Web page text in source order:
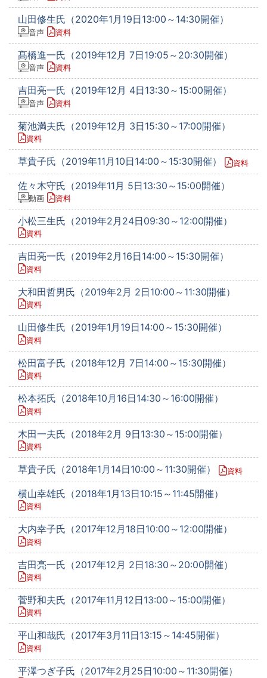
山田修生氏（2020年1月19日13:00～14:30開催）
音声 資料
髙橋進一氏（2019年12月 7日19:05～20:30開催）
音声 資料
吉田亮一氏（2019年12月 4日13:30～15:00開催）
音声 資料
菊池満夫氏（2019年12月 3日15:30～17:00開催）
資料
草貴子氏（2019年11月10日14:00～15:30開催） 資料
佐々木守氏（2019年11月 5日13:30～15:00開催）
動画 資料
小松三生氏（2019年2月24日09:30～12:00開催）
資料
吉田亮一氏（2019年2月16日14:00～15:30開催）
資料
大和田哲男氏（2019年2月 2日10:00～11:30開催）
資料
山田修生氏（2019年1月19日14:00～15:30開催）
資料
松田富子氏（2018年12月 7日14:00～15:30開催）
資料
松本拓氏（2018年10月16日14:30～16:00開催）
資料
木田一夫氏（2018年2月 9日13:30～15:00開催）
資料
草貴子氏（2018年1月14日10:00～11:30開催） 資料
横山幸雄氏（2018年1月13日10:15～11:45開催）
資料
大内幸子氏（2017年12月18日10:00～12:00開催）
資料
吉田亮一氏（2017年12月 2日18:30～20:00開催）
資料
菅野和夫氏（2017年11月12日13:00～15:00開催）
資料
平山和哉氏（2017年3月11日13:15～14:45開催）
資料
平澤つぎ子氏（2017年2月25日10:00～11:30開催）